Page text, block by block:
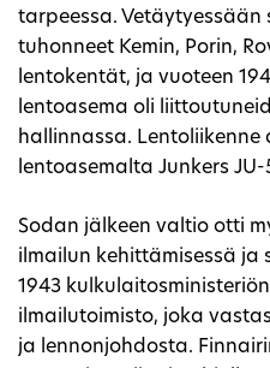
tarpeessa.
tuhonneet Kemin, Porin,
lentokentät, ja vuoteen
lentoasema oli
hallinnassa.
lentoasemalta Junkers
Sodan jälkeen valtio otti
ilmailun kehittämisessä ja
1943
ilmailutoimisto, joka
ja lennonjohdosta.